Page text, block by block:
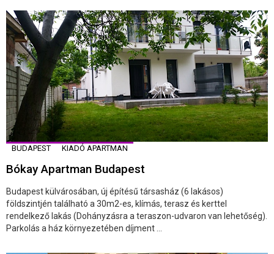
BUDAPEST KIADÓ APARTMAN
Bókay Apartman Budapest
Budapest külvárosában, új építésű társasház (6 lakásos)
földszintjén található a 30m2-es, klímás, terasz és kerttel
rendelkező lakás (Dohányzásra a teraszon-udvaron van lehetőség).
Parkolás a ház környezetében díjment ...